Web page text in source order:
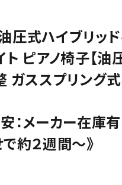
CD/楽譜・音楽雑貨
音楽雑貨
圧式ハイブリッ
ト ピアノ椅子【油
ガススプリング
：メーカー在庫
約２週間～》